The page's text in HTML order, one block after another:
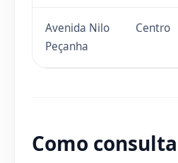
Avenida Nilo
Peçanha
Centro
Como